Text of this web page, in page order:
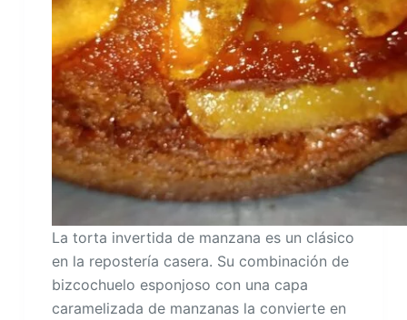
La torta invertida de manzana es un clásico
en la repostería casera. Su combinación de
bizcochuelo esponjoso con una capa
caramelizada de manzanas la convierte en